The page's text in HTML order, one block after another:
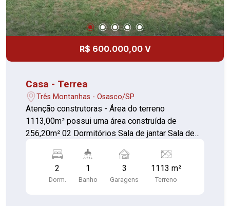
R$ 600.000,00 V
Casa - Terrea
Três Montanhas - Osasco/SP
Atenção construtoras - Área do terreno
1113,00m² possui uma área construída de
256,20m² 02 Dormitórios Sala de jantar Sala de
de garagem Não financia escritura somente do
2
Dorm.
1
Banho
3
Garagens
1113 m²
Terreno